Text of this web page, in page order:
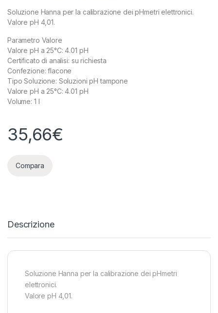
Soluzione Hanna per la calibrazione dei pHmetri elettronici.
Valore pH 4,01.
Parametro Valore
Valore pH a 25°C: 4.01 pH
Certificato di analisi: su richiesta
Confezione: flacone
Tipo Soluzione: Soluzioni pH tampone
Valore pH a 25°C: 4.01 pH
Volume: 1 l
35,66€
Compara
Descrizione
Soluzione Hanna per la calibrazione dei pHmetri
elettronici.
Valore pH 4,01.